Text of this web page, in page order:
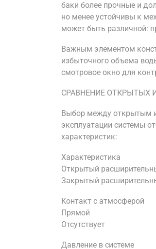
баки более прочные и
но менее устойчивы к
может быть различной:
Важным элементом
избыточного объема
смотровое окно для
СРАВНЕНИЕ ОТКРЫТЫХ
Выбор между открытым
эксплуатации системы
характеристик:
Характеристика
Открытый
Закрытый
Контакт с атмосферой
Прямой
Отсутствует
Давление в системе